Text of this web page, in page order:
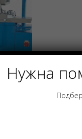
Нужна